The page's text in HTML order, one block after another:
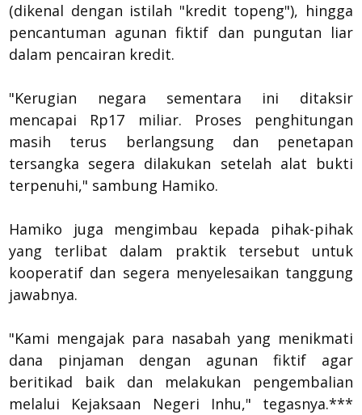
(dikenal dengan istilah "kredit topeng"), hingga
pencantuman agunan fiktif dan pungutan liar
dalam pencairan kredit.
"Kerugian negara sementara ini ditaksir
mencapai Rp17 miliar. Proses penghitungan
masih terus berlangsung dan penetapan
tersangka segera dilakukan setelah alat bukti
terpenuhi," sambung Hamiko.
Hamiko juga mengimbau kepada pihak-pihak
yang terlibat dalam praktik tersebut untuk
kooperatif dan segera menyelesaikan tanggung
jawabnya.
"Kami mengajak para nasabah yang menikmati
dana pinjaman dengan agunan fiktif agar
beritikad baik dan melakukan pengembalian
melalui Kejaksaan Negeri Inhu," tegasnya.***